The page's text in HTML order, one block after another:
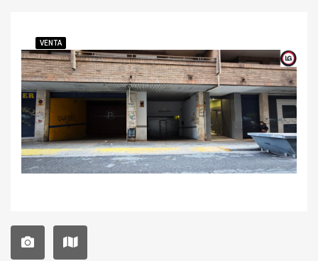
VENTA